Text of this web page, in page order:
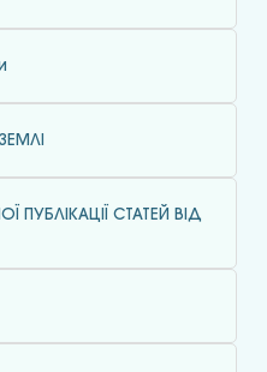
ПУБЛІКАЦІЇ СТАТЕЙ ВІД